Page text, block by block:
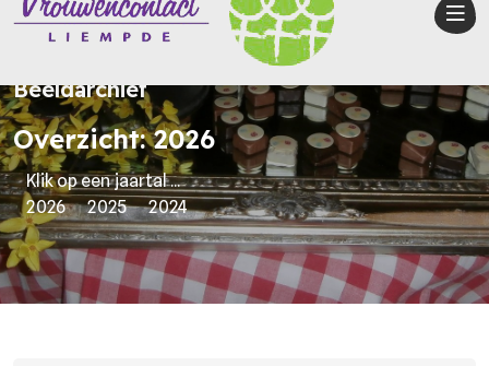
Beeldarchief
Overzicht: 2026
Klik op een jaartal ...
2026
2025 2024